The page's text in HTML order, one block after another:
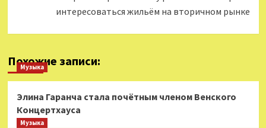
интересоваться жильём на вторичном рынке
Похожие записи:
Музыка
Элина Гаранча стала почётным членом Венского
Концертхауса
Музыка